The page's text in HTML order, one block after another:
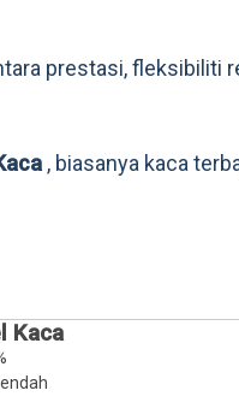
prestasi, fleksibiliti
, biasanya kaca
Kaca